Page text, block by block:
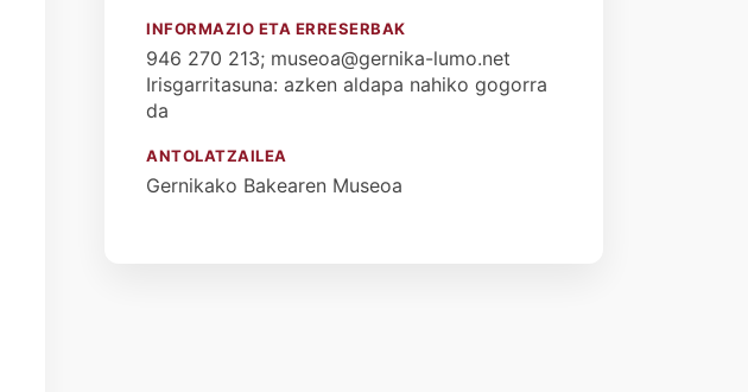
INFORMAZIO ETA ERRESERBAK
946 270 213; museoa@gernika-lumo.net
Irisgarritasuna: azken aldapa nahiko gogorra
da
ANTOLATZAILEA
Gernikako Bakearen Museoa